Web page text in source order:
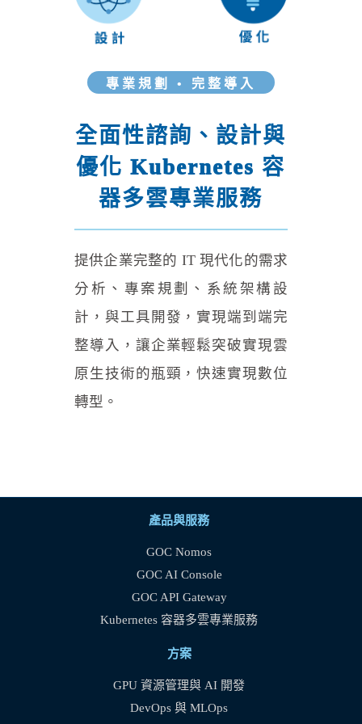
專業規劃 • 完整導入
全面性諮詢、設計與
優化 Kubernetes 容
器多雲專業服務
提供企業完整的 IT 現代化的需求
分析、專案規劃、系統架構設
計，與工具開發，實現端到端完
整導入，讓企業輕鬆突破實現雲
原生技術的瓶頸，快速實現數位
轉型。
產品與服務
GOC Nomos
GOC AI Console
GOC API Gateway
Kubernetes 容器多雲專業服務
方案
GPU 資源管理與 AI 開發
DevOps 與 MLOps